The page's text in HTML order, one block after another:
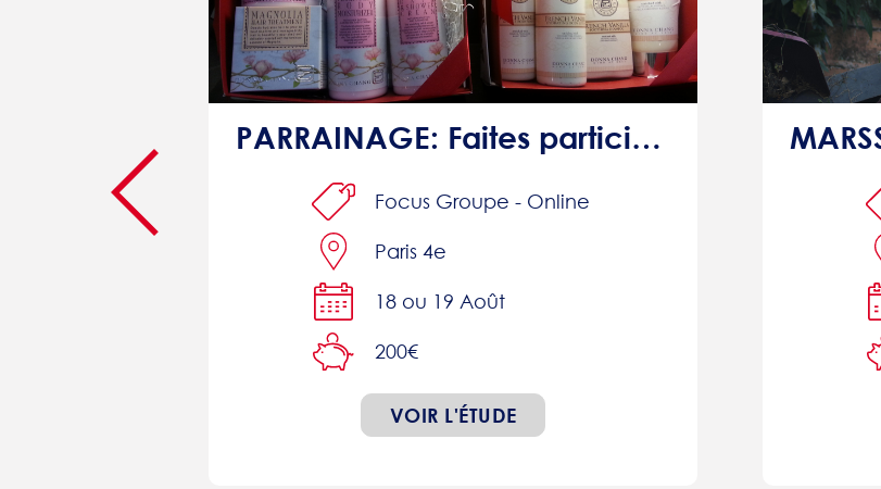
PARRAINAGE: Faites participer votre entourage et recevez 15€
Focus Groupe - Online
Paris 4e
18 ou 19 Août
200€
VOIR L'ÉTUDE